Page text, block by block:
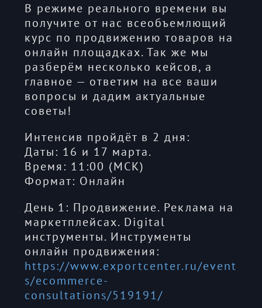
В режиме реального времени вы
получите от нас всеобъемлющий
курс по продвижению товаров на
онлайн площадках. Так же мы
разберём несколько кейсов, а
главное — ответим на все ваши
вопросы и дадим актуальные
советы!
Интенсив пройдёт в 2 дня:
Даты: 16 и 17 марта.
Время: 11:00 (МСК)
Формат: Онлайн
День 1: Продвижение. Реклама на
маркетплейсах. Digital
инструменты. Инструменты
онлайн продвижения:
https://www.exportcenter.ru/event
s/ecommerce-
consultations/519191/